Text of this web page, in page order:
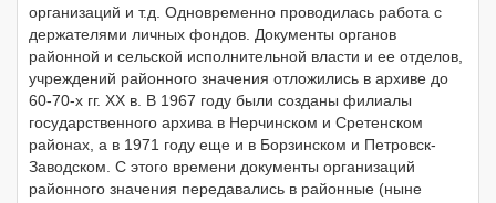
организаций и т.д. Одновременно проводилась работа с
держателями личных фондов. Документы органов
районной и сельской исполнительной власти и ее отделов,
учреждений районного значения отложились в архиве до
60-70-х гг. XX в. В 1967 году были созданы филиалы
государственного архива в Нерчинском и Сретенском
районах, а в 1971 году еще и в Борзинском и Петровск-
Заводском. С этого времени документы организаций
районного значения передавались в районные (ныне